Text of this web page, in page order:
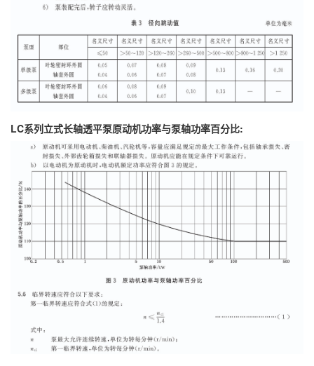
LC系列立式长轴透平泵原动机功率与泵轴功率百分比: